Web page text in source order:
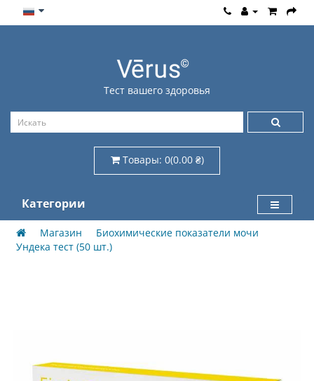
Тест вашего здоровья
Товары: 0(0.00 ₴)
Категории
Магазин
Биохимические показатели мочи
Ундека тест (50 шт.)